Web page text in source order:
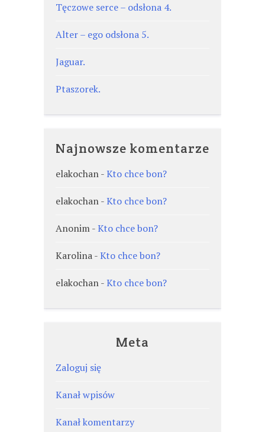
Tęczowe serce – odsłona 4.
Alter – ego odsłona 5.
Jaguar.
Ptaszorek.
Najnowsze komentarze
elakochan-Kto chce bon?
elakochan-Kto chce bon?
Anonim-Kto chce bon?
Karolina-Kto chce bon?
elakochan-Kto chce bon?
Meta
Zaloguj się
Kanał wpisów
Kanał komentarzy